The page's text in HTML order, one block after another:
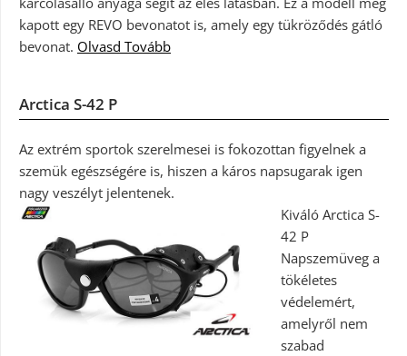
kapott egy REVO bevonatot is, amely egy tükröződés gátló
bevonat. Olvasd Tovább
Arctica S-42 P
Az extrém sportok szerelmesei is fokozottan figyelnek a
szemük egészségére is, hiszen a káros napsugarak igen
nagy veszélyt jelentenek.
Kiváló Arctica S-
42 P
Napszemüveg a
tökéletes
védelemért,
amelyről nem
szabad